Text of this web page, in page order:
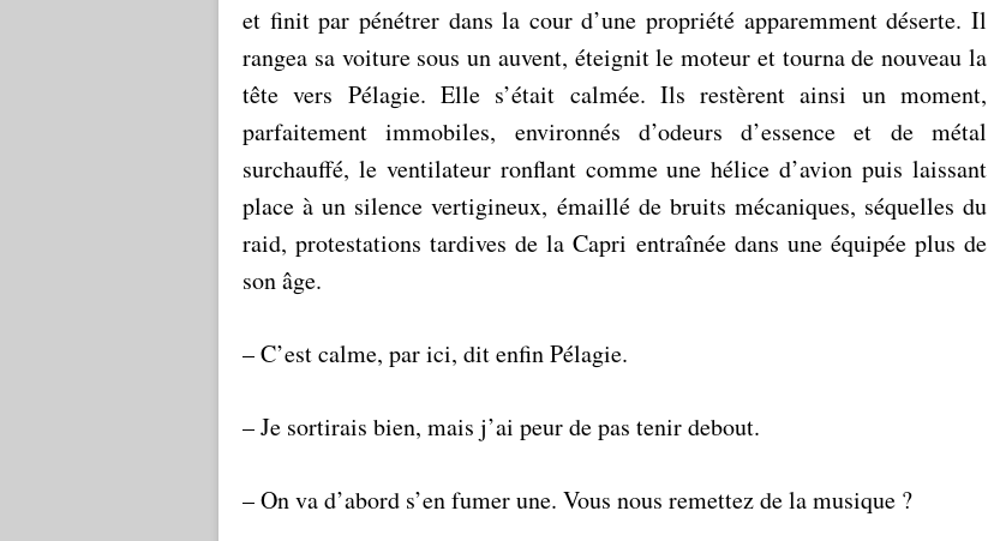
et finit par pénétrer dans la cour d’une propriété apparemment déserte. Il
rangea sa voiture sous un auvent, éteignit le moteur et tourna de nouveau la
tête vers Pélagie. Elle s’était calmée. Ils restèrent ainsi un moment,
parfaitement immobiles, environnés d’odeurs d’essence et de métal
surchauffé, le ventilateur ronflant comme une hélice d’avion puis laissant
place à un silence vertigineux, émaillé de bruits mécaniques, séquelles du
raid, protestations tardives de la Capri entraînée dans une équipée plus de
son âge.
– C’est calme, par ici, dit enfin Pélagie.
– Je sortirais bien, mais j’ai peur de pas tenir debout.
– On va d’abord s’en fumer une. Vous nous remettez de la musique ?